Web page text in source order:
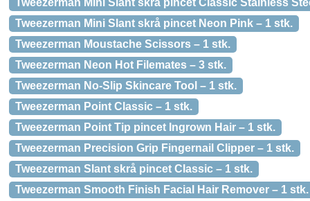
Tweezerman Mini Slant skrå pincet Classic Stainless
Tweezerman Mini Slant skrå pincet Neon Pink – 1 stk.
Tweezerman Moustache Scissors – 1 stk.
Tweezerman Neon Hot Filemates – 3 stk.
Tweezerman No-Slip Skincare Tool – 1 stk.
Tweezerman Point Classic – 1 stk.
Tweezerman Point Tip pincet Ingrown Hair – 1 stk.
Tweezerman Precision Grip Fingernail Clipper – 1 stk.
Tweezerman Slant skrå pincet Classic – 1 stk.
Tweezerman Smooth Finish Facial Hair Remover – 1 stk.